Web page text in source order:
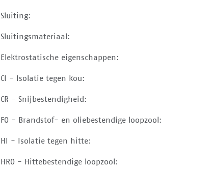
Sluiting:
Sluitingsmateriaal:
Elektrostatische eigenschappen:
CI - Isolatie tegen kou:
CR - Snijbestendigheid:
FO - Brandstof- en oliebestendige loopzool:
HI - Isolatie tegen hitte:
HRO - Hittebestendige loopzool: